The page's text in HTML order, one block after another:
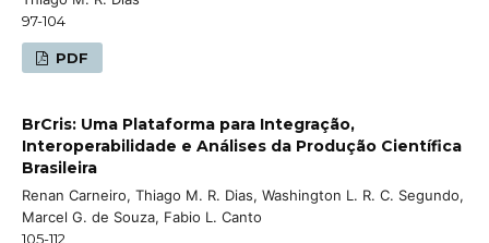
97-104
PDF
BrCris: Uma Plataforma para Integração,
Interoperabilidade e Análises da Produção Científica
Brasileira
Renan Carneiro, Thiago M. R. Dias, Washington L. R. C. Segundo,
Marcel G. de Souza, Fabio L. Canto
105-112